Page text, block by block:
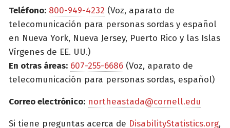
Teléfono: 800-949-4232 (Voz, aparato de
telecomunicación para personas sordas y español
en Nueva York, Nueva Jersey, Puerto Rico y las Islas
Vírgenes de EE. UU.)
En otras áreas: 607-255-6686 (Voz, aparato de
telecomunicación para personas sordas, español)
Correo electrónico: northeastada@cornell.edu
Si tiene preguntas acerca de DisabilityStatistics.org,